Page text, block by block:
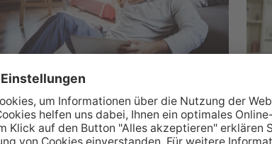
Wüstenrot Wohnwelt
Über 350.000 Immobilienangebote